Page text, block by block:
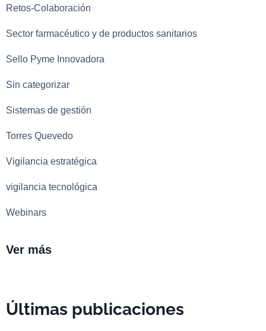
Retos-Colaboración
Sector farmacéutico y de productos sanitarios
Sello Pyme Innovadora
Sin categorizar
Sistemas de gestión
Torres Quevedo
Vigilancia estratégica
vigilancia tecnológica
Webinars
Ver más
Últimas publicaciones